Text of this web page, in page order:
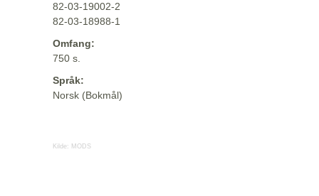
82-03-19002-2
82-03-18988-1
Omfang:
750 s.
Språk:
Norsk (Bokmål)
Kilde: MODS